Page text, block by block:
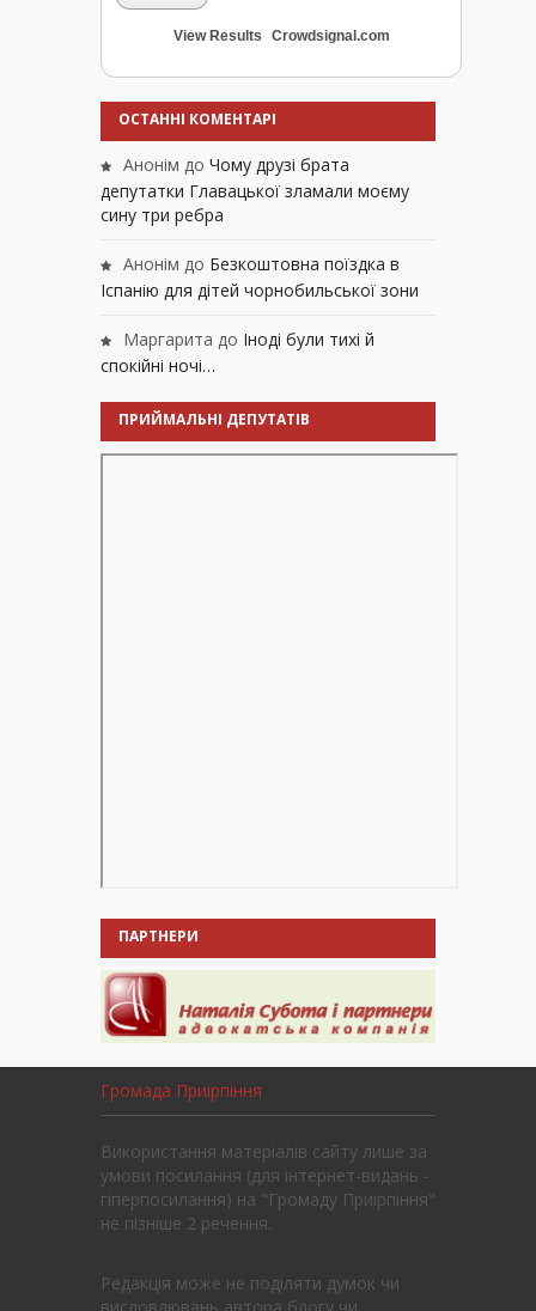
View Results Crowdsignal.com
ОСТАННІ КОМЕНТАРІ
Анонім до Чому друзі брата
депутатки Главацької зламали моєму
сину три ребра
Анонім до Безкоштовна поїздка в
Іспанію для дітей чорнобильської зони
Маргарита до Іноді були тихі й
спокійні ночі…
ПРИЙМАЛЬНІ ДЕПУТАТІВ
ПАРТНЕРИ
Громада Приірпіння
Використання матеріалів сайту лише за
умови посилання (для інтернет-видань -
гіперпосилання) на "Громаду Приірпіння"
не пізніше 2 речення.
Редакція може не поділяти думок чи